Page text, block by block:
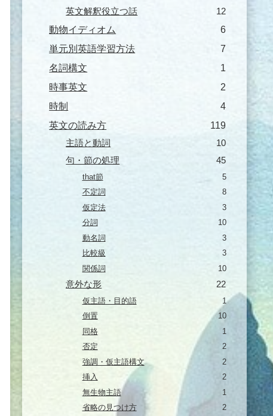
英文解釈役立つ話
12
動物イディオム
6
単元別英語学習方法
7
名詞構文
1
時事英文
2
時制
4
英文の読み方
119
主語と動詞
10
句・節の処理
45
that節
5
不定詞
8
仮定法
3
分詞
10
動名詞
3
比較級
3
関係詞
10
意外な形 22
仮主語・目的語
1
倒置
10
同格
1
否定
2
強調・仮主語構文
2
挿入
2
無生物主語
1
省略の見つけ方
2